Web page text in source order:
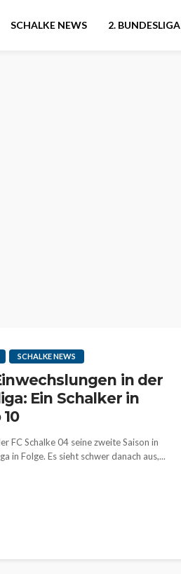
SCHALKE NEWS 2. BUNDESLIGA
SCHALKE NEWS
in der
Ein Schalker in
FC Schalke 04 seine zweite Saison in
in Folge. Es sieht schwer danach aus,...